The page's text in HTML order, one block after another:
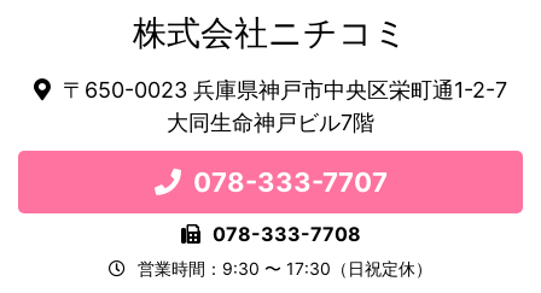
株式会社ニチコミ
〒650-0023 兵庫県神戸市中央区栄町通1-2-7
大同生命神戸ビル7階
078-333-7707
078-333-7708
営業時間：9:30 〜 17:30（日祝定休）